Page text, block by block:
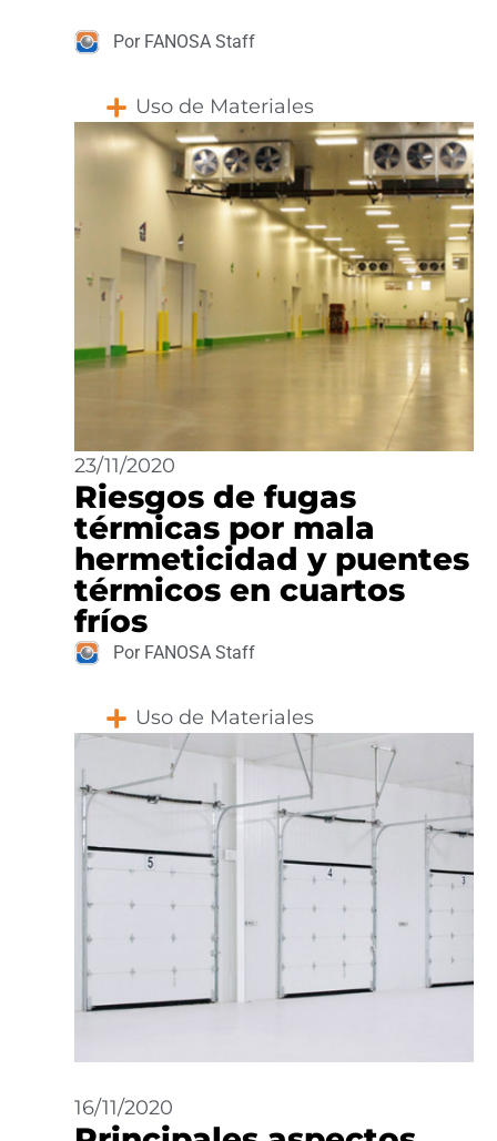
Por FANOSA Staff
Uso de Materiales
23/11/2020
Riesgos de fugas
térmicas por mala
hermeticidad y puentes
térmicos en cuartos
fríos
Por FANOSA Staff
Uso de Materiales
16/11/2020